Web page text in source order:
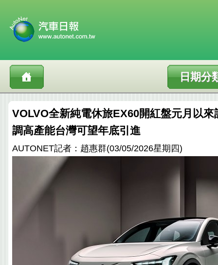
日期分
VOLVO全新純電休旅EX60開紅盤元月以
調高產能台灣可望年底引進
AUTONET記者：趙惠群(03/05/2026星期四)